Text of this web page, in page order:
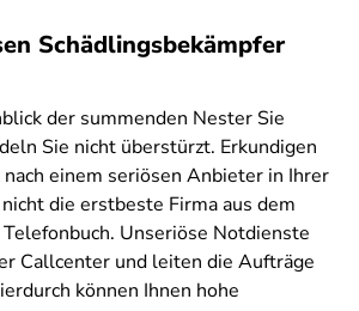
Schädlingsbekämpfer
der summenden Nester Sie
Sie nicht überstürzt. Erkundigen
einem seriösen Anbieter in Ihrer
die erstbeste Firma aus dem
Unseriöse Notdienste
Callcenter und leiten die Aufträge
können Ihnen hohe